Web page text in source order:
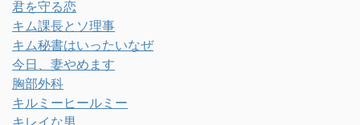
君を守る恋
キム課長とソ理事
キム秘書はいったいなぜ
今日、妻やめます
胸部外科
キルミーヒールミー